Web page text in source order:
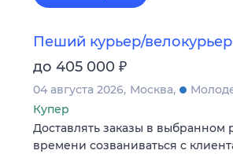
Пеший курьер/велокурьер
до 405 000 ₽
04 августа 2026 Москва
Купер
Доставлять заказы в
времени созваниваться с